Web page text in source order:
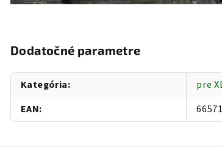
Dodatočné parametre
Kategória:
pre
EAN: